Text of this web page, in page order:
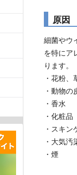
原因
細菌やウ
を特にア
ります。
・花粉、
・動物
・香水
・化粧品
・スキン
・大気汚
・煙